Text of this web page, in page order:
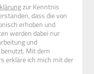
zur Kenntnis
dass die von
erhoben und
werden dabei nur
und
Mit dem
erkläre ich mich mit der